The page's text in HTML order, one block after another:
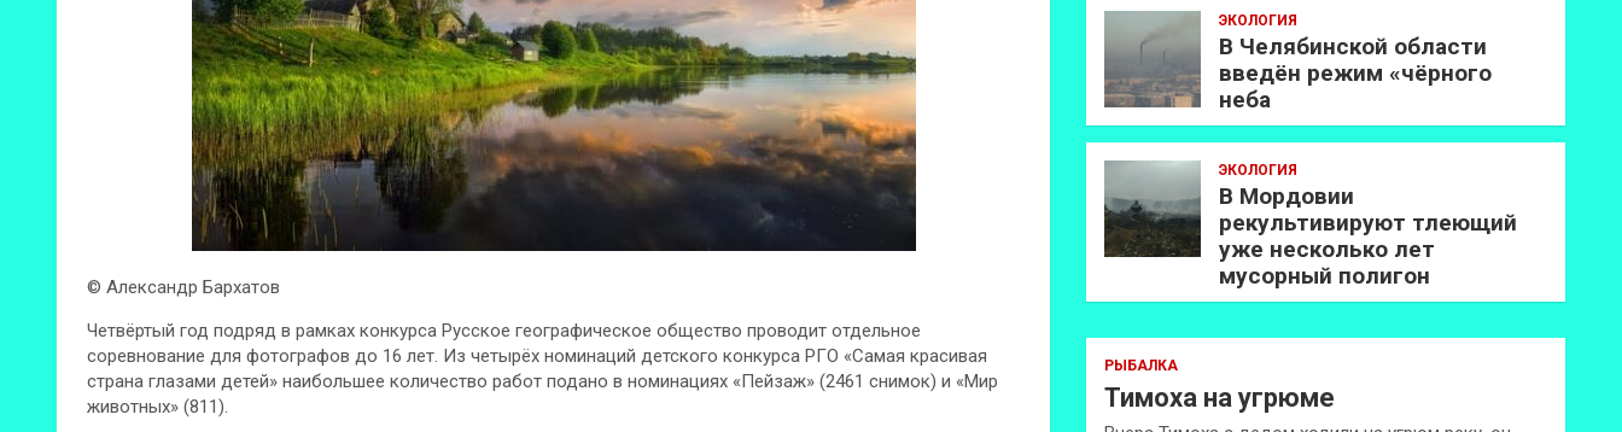
© Александр Бархатов
Четвёртый год подряд в рамках конкурса Русское географическое общество проводит отдельное
соревнование для фотографов до 16 лет. Из четырёх номинаций детского конкурса РГО «Самая красивая
страна глазами детей» наибольшее количество работ подано в номинациях «Пейзаж» (2461 снимок) и «Мир
животных» (811).
ЭКОЛОГИЯ
В Челябинской области
введён режим «чёрного
неба
ЭКОЛОГИЯ
В Мордовии
рекультивируют тлеющий
уже несколько лет
мусорный полигон
РЫБАЛКА
Тимоха на угрюме